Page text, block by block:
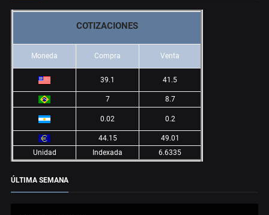
COTIZACIONES
Moneda Compra Venta
39.1 41.5
7 8.7
0.02 0.2
44.15
49.01
Unidad
Indexada 6.6335
ÚLTIMA SEMANA